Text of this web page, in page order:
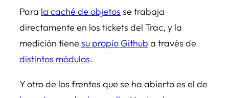
Para la caché de objetos se trabaja
directamente en los tickets del Trac, y la
medición tiene su propio Github a través de
distintos módulos.
Y otro de los frentes que se ha abierto es el de